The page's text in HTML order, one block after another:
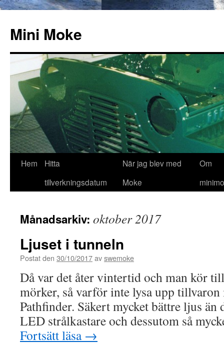
innehåll
Mini Moke
Hem
Hitta
tillverkningsdatum
När jag blev med
Moke
Om
Månadsarkiv: oktober 2017
Ljuset i tunneln
Postat den 30/10/2017avswemoke
Då var det åter vintertid och man kör
mörker, så varför inte lysa upp tillvaron
Pathfinder. Säkert mycket bättre ljus än
LED strålkastare och dessutom så
Fortsätt läsa →